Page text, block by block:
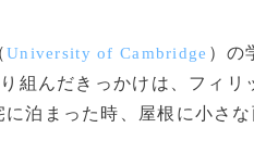
University of Cambridge ）の
組んだきっかけは、フィ
に泊まった時、屋根に小さ